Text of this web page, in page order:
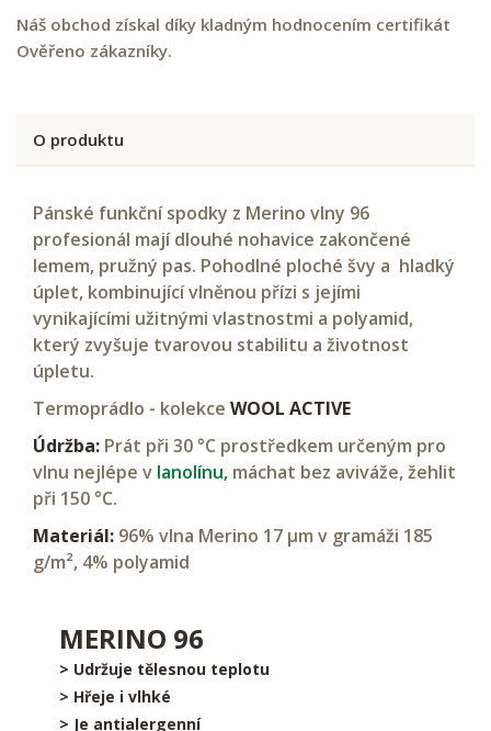
Náš obchod získal díky kladným hodnocením certifikát
Ověřeno zákazníky.
O produktu
Pánské funkční spodky z Merino vlny 96
profesionál mají dlouhé nohavice zakončené
lemem, pružný pas. Pohodlné ploché švy a hladký
úplet, kombinující vlněnou přízi s jejími
vynikajícími užitnými vlastnostmi a polyamid,
který zvyšuje tvarovou stabilitu a životnost
úpletu.
Termoprádlo - kolekce WOOL ACTIVE
Údržba: Prát při 30 °C prostředkem určeným pro
vlnu nejlépe v lanolínu, máchat bez aviváže, žehlit
při 150 °C.
Materiál: 96% vlna Merino 17 µm v gramáži 185
g/m², 4% polyamid
MERINO 96
> Udržuje tělesnou teplotu
> Hřeje i vlhké
> Je antialergenní